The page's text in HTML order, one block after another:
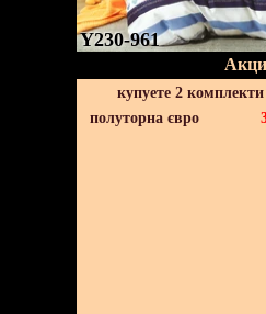
Y230-961
купуете 2
полуторна євро